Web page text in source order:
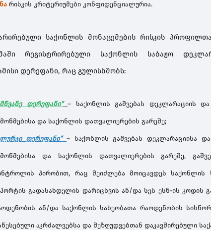
რისკის კრიტერიუმები კონფიდენციალურია.
საქონლის მონაცემების რისკის
რეგისტრირებული საქონლის საბაჟო
დერეფანი, რაც გულისხმობს:
მწვანე დერეფანი“ – საქონლის გაშვებას დეკლარაციის და
და საქონლის დათვალიერების გარეშე;
დერეფანი“ – საქონლის გაშვებას დეკლარაციისა და
და საქონლის დათვალიერების გარეშე,
პირობით, რაც შეიძლება მოიცავდეს საქონლის
გადასახდელის დარიცხვის ან/და სეს ესნ-ის კოდის
ან/და საქონლის სახეობათა რაოდენობის
აკრძალვებსა და შეზღუდვებთან დაკავშირებული